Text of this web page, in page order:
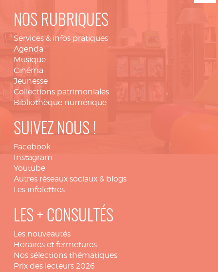
NOS RUBRIQUES
Services & infos pratiques
Agenda
Musique
Cinéma
Jeunesse
Collections patrimoniales
Bibliothèque numérique
SUIVEZ NOUS !
Facebook
Instagram
Youtube
Autres réseaux sociaux & blogs
Les infolettres
LES + CONSULTÉS
Les nouveautés
Horaires et fermetures
Nos sélections thématiques
Prix des lecteurs 2026